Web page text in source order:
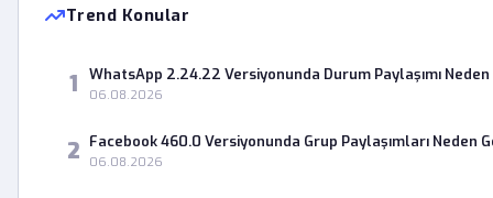
Trend Konular
1 WhatsApp 2.24.22 Versiyonunda Durum Paylaşımı
06.08.2026
2 Facebook 460.0 Versiyonunda Grup Paylaşımları Neden
06.08.2026